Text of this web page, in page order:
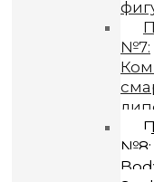
№7:
№8: